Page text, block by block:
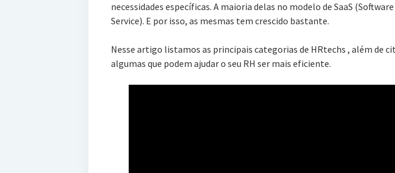
necessidades específicas. A maioria delas no modelo de SaaS (Software
Service). E por isso, as mesmas tem crescido bastante.
Nesse artigo listamos as principais categorias de HRtechs , além de
algumas que podem ajudar o seu RH ser mais eficiente.